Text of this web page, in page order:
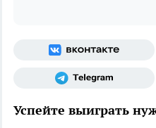
Успейте выиграть